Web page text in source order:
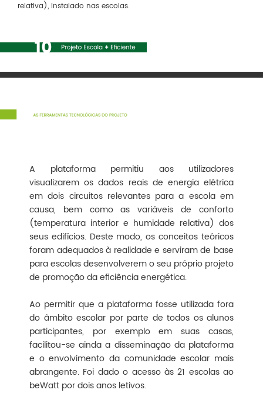
relativa), instalado nas escolas.
A plataforma permitiu aos utilizadores
visualizarem os dados reais de energia elétrica
em dois circuitos relevantes para a escola em
causa, bem como as variáveis de conforto
(temperatura interior e humidade relativa) dos
seus edifícios. Deste modo, os conceitos teóricos
foram adequados à realidade e serviram de base
para escolas desenvolverem o seu próprio projeto
de promoção da eficiência energética.
Ao permitir que a plataforma fosse utilizada fora
do âmbito escolar por parte de todos os alunos
participantes, por exemplo em suas casas,
facilitou-se ainda a disseminação da plataforma
e o envolvimento da comunidade escolar mais
abrangente. Foi dado o acesso às 21 escolas ao
beWatt por dois anos letivos.